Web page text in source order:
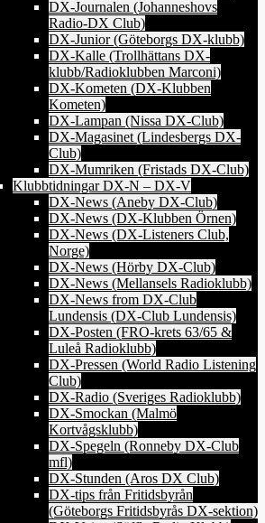
DX-Journalen (Johanneshovs
Radio-DX Club)
DX-Junior (Göteborgs DX-klubb)
DX-Kalle (Trollhättans DX-
klubb/Radioklubben Marconi)
DX-Kometen (DX-Klubben
Kometen)
DX-Lampan (Nissa DX-Club)
DX-Magasinet (Lindesbergs DX-
Club)
DX-Mumriken (Fristads DX-Club)
Klubbtidningar DX-N – DX-V
DX-News (Aneby DX-Club)
DX-News (DX-Klubben Örnen)
DX-News (DX-Listeners Club,
Norge)
DX-News (Hörby DX-Club)
DX-News (Mellansels Radioklubb)
DX-News from DX-Club
Lundensis (DX-Club Lundensis)
DX-Posten (FRO-krets 63/65 &
Luleå Radioklubb)
DX-Pressen (World Radio Listening
Club)
DX-Radio (Sveriges Radioklubb)
DX-Smockan (Malmö
Kortvågsklubb)
DX-Spegeln (Ronneby DX-Club
mfl)
DX-Stunden (Aros DX Club)
DX-tips från Fritidsbyrån
(Göteborgs Fritidsbyrås DX-sektion)